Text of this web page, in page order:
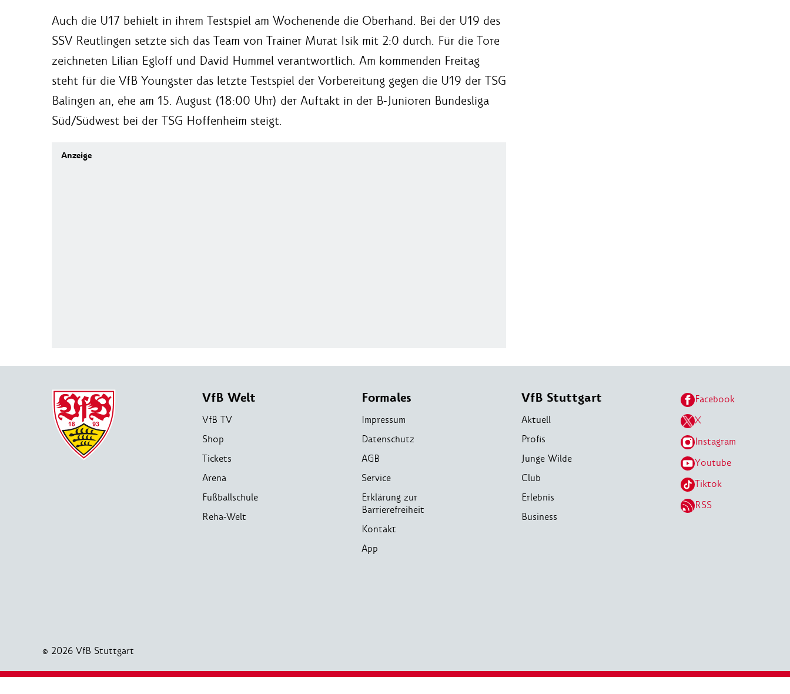
Auch die U17 behielt in ihrem Testspiel am Wochenende die Oberhand. Bei der U19 des
SSV Reutlingen setzte sich das Team von Trainer Murat Isik mit 2:0 durch. Für die Tore
zeichneten Lilian Egloff und David Hummel verantwortlich. Am kommenden Freitag
steht für die VfB Youngster das letzte Testspiel der Vorbereitung gegen die U19 der TSG
Balingen an, ehe am 15. August (18:00 Uhr) der Auftakt in der B-Junioren Bundesliga
Süd/Südwest bei der TSG Hoffenheim steigt.
VfB Welt
VfB TV
Shop
Tickets
Arena
Fußballschule
Reha-Welt
Formales
Impressum
Datenschutz
AGB
Service
Erklärung zur
Barrierefreiheit
Kontakt
App
VfB Stuttgart
Aktuell
Profis
Junge Wilde
Club
Erlebnis
Business
Facebook
X
Instagram
Youtube
Tiktok
RSS
© 2026 VfB Stuttgart